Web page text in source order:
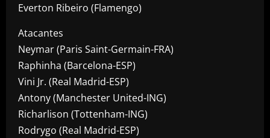
Everton Ribeiro (Flamengo)
Atacantes
​Neymar (Paris Saint-Germain-FRA)
Raphinha (Barcelona-ESP)
Vini Jr. (Real Madrid-ESP)
Antony (Manchester United-ING)
Richarlison (Tottenham-ING)
Rodrygo (Real Madrid-ESP)